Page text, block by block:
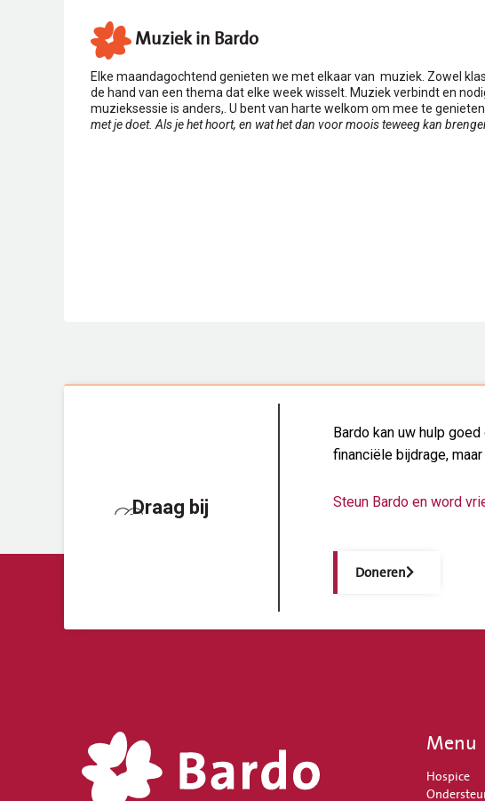
Muziek in Bardo
Elke maandagochtend genieten we met elkaar van muziek. Zowel
de hand van een thema dat elke week wisselt. Muziek verbindt en
muzieksessie is anders,. U bent van harte welkom om mee te
met je doet. Als je het hoort, en wat het dan voor moois teweeg kan
Draag bij
Bardo kan uw hulp
financiële bijdrage,
Steun Bardo en word
Doneren
Menu
Hospice